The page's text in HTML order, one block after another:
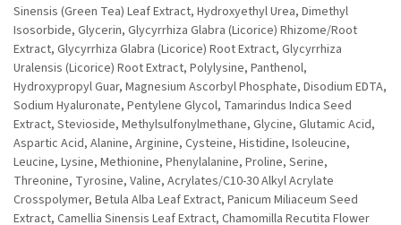
Sinensis (Green Tea) Leaf Extract, Hydroxyethyl Urea, Dimethyl
Isosorbide, Glycerin, Glycyrrhiza Glabra (Licorice) Rhizome/Root
Extract, Glycyrrhiza Glabra (Licorice) Root Extract, Glycyrrhiza
Uralensis (Licorice) Root Extract, Polylysine, Panthenol,
Hydroxypropyl Guar, Magnesium Ascorbyl Phosphate, Disodium EDTA,
Sodium Hyaluronate, Pentylene Glycol, Tamarindus Indica Seed
Extract, Stevioside, Methylsulfonylmethane, Glycine, Glutamic Acid,
Aspartic Acid, Alanine, Arginine, Cysteine, Histidine, Isoleucine,
Leucine, Lysine, Methionine, Phenylalanine, Proline, Serine,
Threonine, Tyrosine, Valine, Acrylates/C10-30 Alkyl Acrylate
Crosspolymer, Betula Alba Leaf Extract, Panicum Miliaceum Seed
Extract, Camellia Sinensis Leaf Extract, Chamomilla Recutita Flower